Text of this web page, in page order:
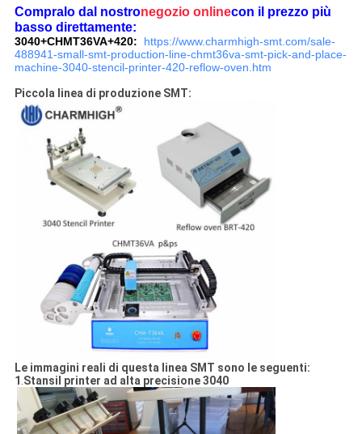
Compralo dal nostronegozio onlinecon il prezzo più
basso direttamente:
3040+CHMT36VA+420:
https://www.charmhigh-smt.com/sale-
488941-small-smt-production-line-chmt36va-smt-pick-and-place-
machine-3040-stencil-printer-420-reflow-oven.htm
Piccola linea di produzione SMT:
Le immagini reali di questa linea SMT sono le seguenti:
1 .Stansil printer ad alta precisione 3040